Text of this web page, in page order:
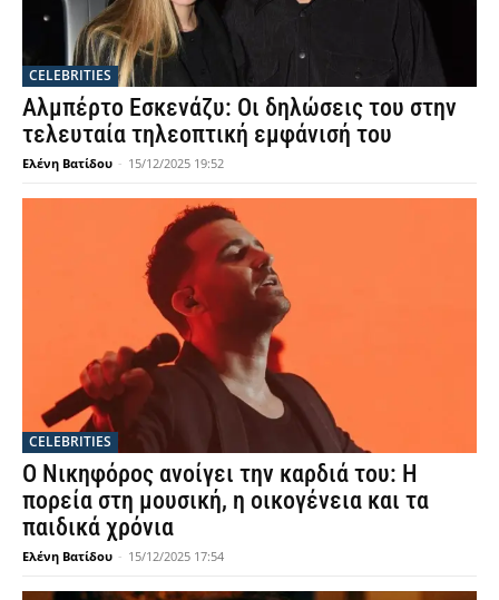
CELEBRITIES
Αλμπέρτο Εσκενάζυ: Οι δηλώσεις του στην
τελευταία τηλεοπτική εμφάνισή του
Ελένη Βατίδου - 15/12/2025 19:52
CELEBRITIES
Ο Νικηφόρος ανοίγει την καρδιά του: Η
πορεία στη μουσική, η οικογένεια και τα
παιδικά χρόνια
Ελένη Βατίδου - 15/12/2025 17:54